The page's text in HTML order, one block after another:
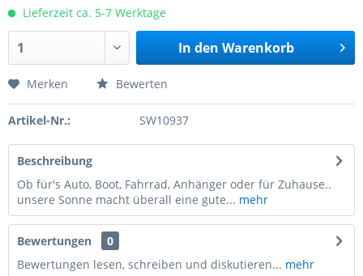
Lieferzeit ca. 5-7 Werktage
In den Warenkorb
Merken Bewerten
Artikel-Nr.: SW10937
Beschreibung
Ob für's Auto, Boot, Fahrrad, Anhänger oder für Zuhause..
unsere Sonne macht überall eine gute... mehr
Bewertungen
0
Bewertungen lesen, schreiben und diskutieren... mehr